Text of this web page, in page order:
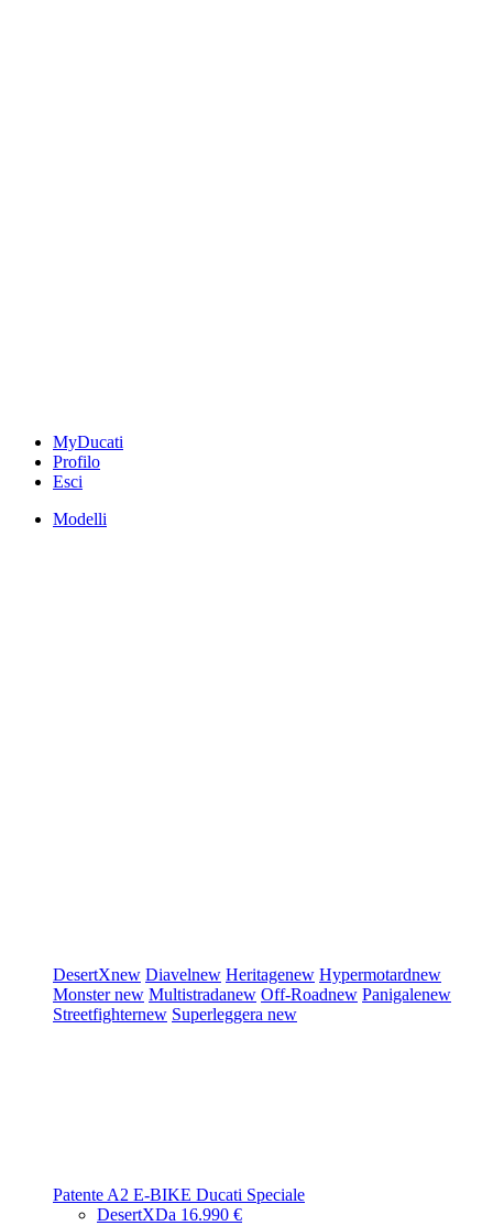
MyDucati
Profilo
Esci
Modelli
DesertXnew Diavelnew Heritagenew Hypermotardnew
Monsternew Multistradanew Off-Roadnew Panigalenew
Streetfighternew Superleggera new
Patente A2 E-BIKE Ducati Speciale
DesertXDa 16.990 €